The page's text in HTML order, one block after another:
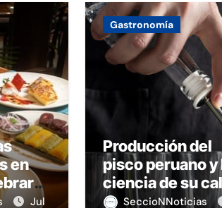
en
Jul
Gastronomía
Producción del
pisco peruano y
ciencia de su
SeccioNNoticias